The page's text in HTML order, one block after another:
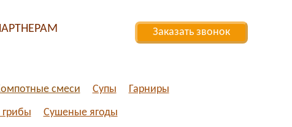
Заказать звонок
смеси Супы
Гарниры
Сушеные ягоды